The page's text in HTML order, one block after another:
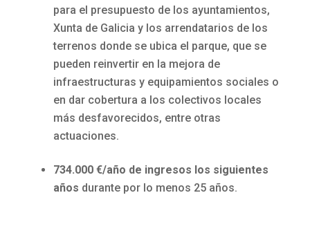
para el presupuesto de los ayuntamientos,
Xunta de Galicia y los arrendatarios de los
terrenos donde se ubica el parque, que se
pueden reinvertir en la mejora de
infraestructuras y equipamientos sociales o
en dar cobertura a los colectivos locales
más desfavorecidos, entre otras
actuaciones.
734.000 €/año de ingresos los siguientes
años durante por lo menos 25 años.